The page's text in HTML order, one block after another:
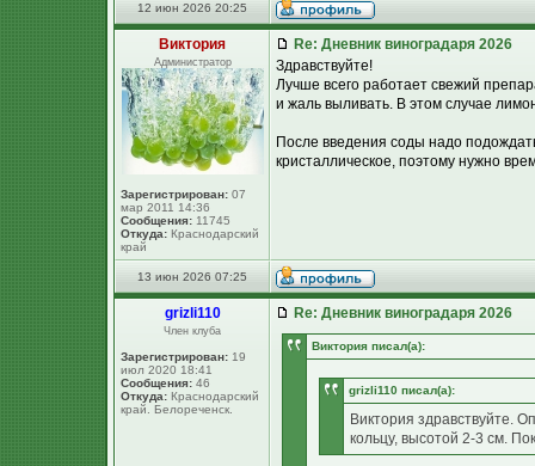
12 июн 2026 20:25
Виктория
Администратор
Зарегистрирован: 07
мар 2011 14:36
Сообщения: 11745
Откуда: Краснодарский
край
Re: Дневник виноградаря 2026
Здравствуйте!
Лучше всего работает свежий
и жаль выливать. В этом случае
После введения соды надо
кристаллическое, поэтому нужно
13 июн 2026 07:25
grizli110
Член клуба
Зарегистрирован: 19
июл 2020 18:41
Сообщения: 46
Откуда: Краснодарский
край. Белореченск.
Re: Дневник виноградаря 2026
Виктория писал(а):
grizli110 писал(а):
Виктория здравствуйте.
кольцу, высотой 2-3 см.